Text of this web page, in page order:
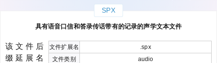
SPX
具有语音口信和答录传话带有的记录的声学文本文件
文件扩展名
.spx
文件类别
audio
该文件后
缀延展名